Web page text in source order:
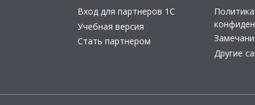
Вход для партнеров 1С
Учебная версия
Стать партнером
Политика
Другие